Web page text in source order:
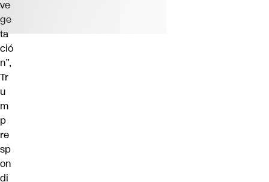
ve
ge
ta
ció
n”,
Tr
u
m
p
re
sp
on
di